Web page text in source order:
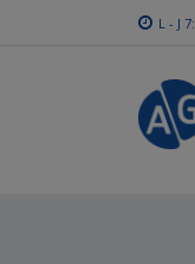
L - J